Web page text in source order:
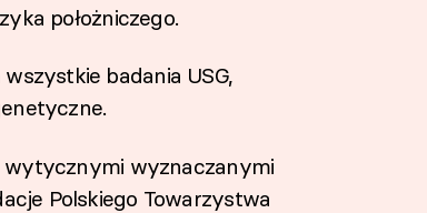
położniczego.
badania USG,
wytycznymi wyznaczanymi
Polskiego Towarzystwa